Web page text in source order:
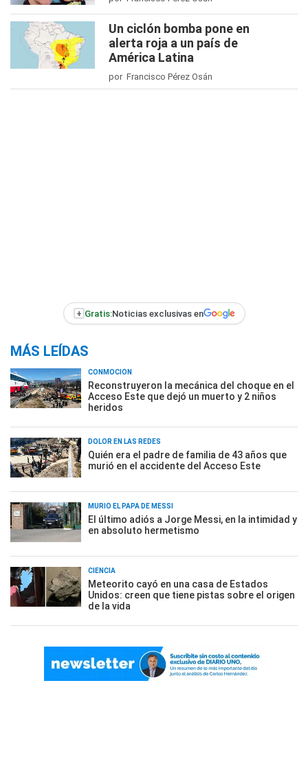
Un ciclón bomba pone en
alerta roja a un país de
América Latina
por Francisco Pérez Osán
+ Gratis:Noticias exclusivas en
MÁS LEÍDAS
CONMOCIÓN
Reconstruyeron la mecánica del choque en el
Acceso Este que dejó un muerto y 2 niños
heridos
DOLOR EN LAS REDES
Quién era el padre de familia de 43 años que
murió en el accidente del Acceso Este
MURIÓ EL PAPÁ DE MESSI
El último adiós a Jorge Messi, en la intimidad y
en absoluto hermetismo
CIENCIA
Meteorito cayó en una casa de Estados
Unidos: creen que tiene pistas sobre el origen
de la vida